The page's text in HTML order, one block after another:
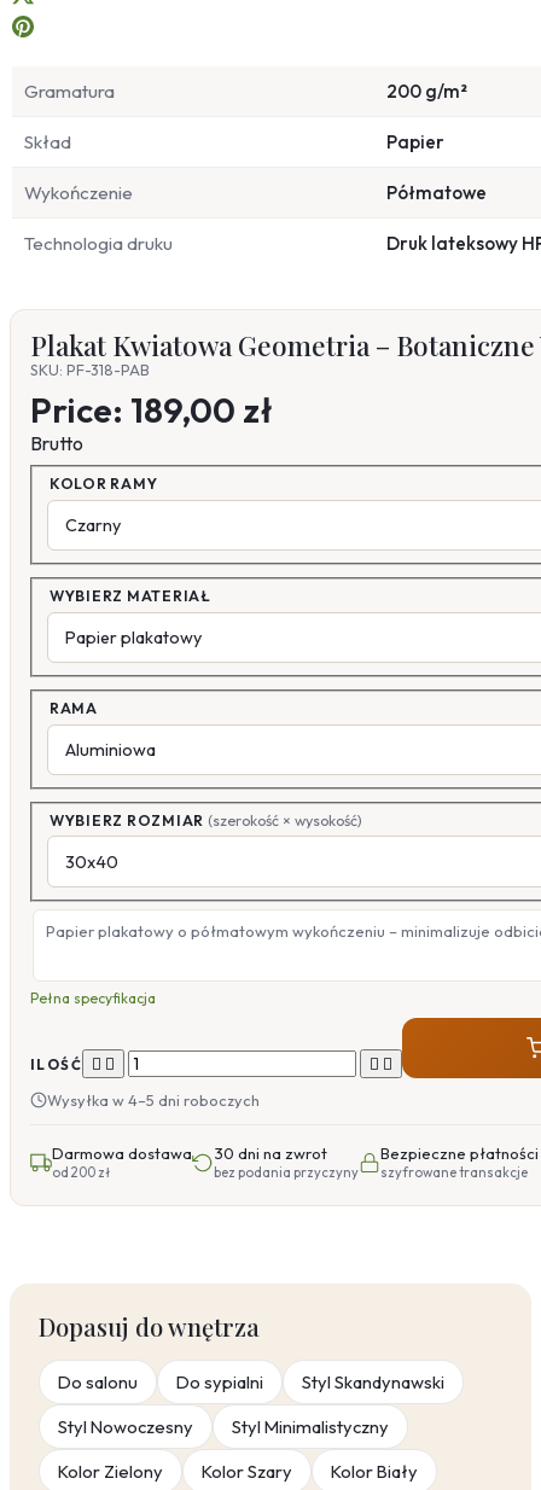
Gramatura 200 g/m²
Skład Papier
Wykończenie Półmatowe
Technologia druku Druk lateksowy
Plakat Kwiatowa Geometria –
SKU: PF-318-PAB
Price: 189,00 zł
Brutto
KOLOR RAMY
WYBIERZ MATERIAŁ
RAMA
WYBIERZ ROZMIAR (szerokość × wysokość)
Papier plakatowy o półmatowym wykończeniu – minimalizuje
Pełna specyfikacja
ILOŚĆ    
Wysyłka w 4–5 dni roboczych
Darmowa dostawa
od 200 zł
30 dni na zwrot
bez podania przyczyny
Bezpieczne płatności
szyfrowane transakcje
Dopasuj do wnętrza
Do salonu Do sypialni
Styl Skandynawski
Styl Nowoczesny
Styl Minimalistyczny
Kolor Zielony
Kolor Szary Kolor Biały